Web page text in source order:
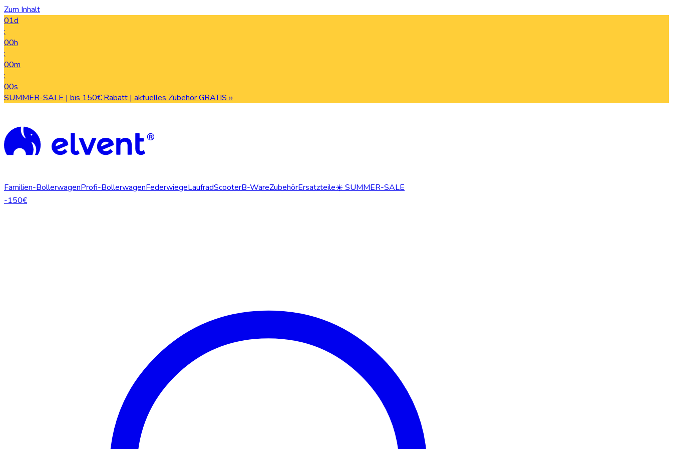
Zum Inhalt
01d
:
00h
:
00m
:
00s
SUMMER-SALE | bis 150€ Rabatt | aktuelles Zubehör GRATIS ››
Familien-BollerwagenProfi-BollerwagenFederwiegeLaufradScooterB-WareZubehörErsatzteile☀️ SUMMER-SALE
-150€